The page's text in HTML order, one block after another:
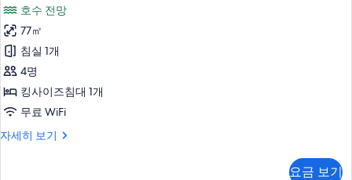
사
진
모
두
보
기
개,
시
내
전
망
자
세
히
기
트
(Gold
Coast)
사
진
모
두
호수 전망
77㎡
침실 1개
4명
킹사이즈침대 1개
무료 WiFi
자세히 보기
스
요금 보기